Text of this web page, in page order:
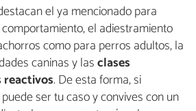
el ya mencionado para
el adiestramiento
como para perros adultos, la
caninas y lasclases
reactivos. De esta forma, si
ser tu caso y convives con un